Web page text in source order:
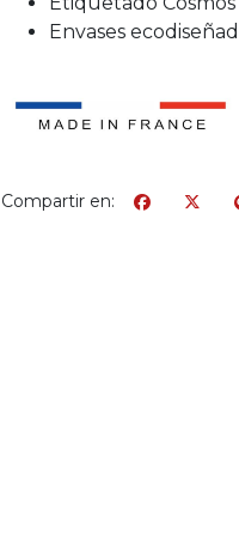
Envases
Compartir en: